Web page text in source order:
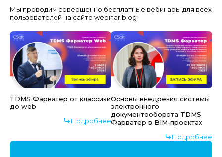
Мы проводим совершенно бесплатные вебинары для всех
пользователей на сайте webinar.blog
TDMS Фарватер от классики
до web
Подробнее
Основы внедрения системы
электронного
документооборота TDMS
Фарватер в BIM-проектах
Подробнее